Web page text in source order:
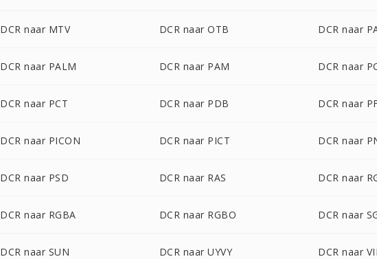
DCR naar MTV DCR naar OTB DCR naar
DCR naar PALM DCR naar PAM DCR naar
DCR naar PCT DCR naar PDB DCR naar
DCR naar PICON DCR naar PICT DCR naar
DCR naar PSD DCR naar RAS DCR naar
DCR naar RGBA DCR naar RGBO DCR naar
DCR naar SUN DCR naar UYVY DCR naar